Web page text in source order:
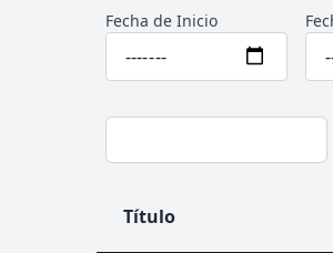
Fecha de Inicio
Título